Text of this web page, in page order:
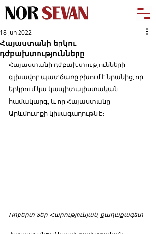
Հայաստանի երկու
դժբախտությունները
18 jun 2022
Հայաստանի դժբախտությունների
գլխավոր պատճառը բխում է նրանից, որ
երկրում կա կապիտալիստական
համակարգ, և որ Հայաստանը
Արևմուտքի կիսագաղութն է։
Ռոբերտ Տեր-Հարությունյան, քաղաքագետ